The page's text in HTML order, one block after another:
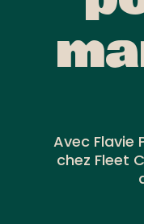
Avec Flavie
chez Fleet